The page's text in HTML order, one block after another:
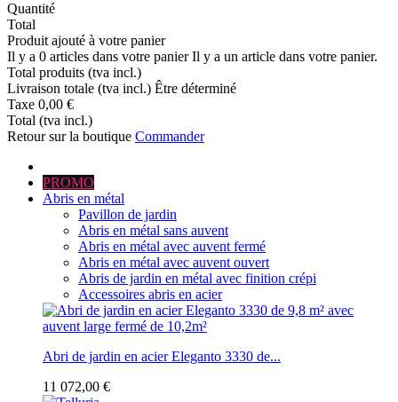
Quantité
Total
Produit ajouté à votre panier
Il y a 0 articles dans votre panierIl y a un article dans votre panier.
Total produits (tva incl.)
Livraison totale (tva incl.) Être déterminé
Taxe 0,00 €
Total (tva incl.)
Retour sur la boutique Commander
PROMO
Abris en métal
Pavillon de jardin
Abris en métal sans auvent
Abris en métal avec auvent fermé
Abris en métal avec auvent ouvert
Abris de jardin en métal avec finition crépi
Accessoires abris en acier
Abri de jardin en acier Eleganto 3330 de...
11 072,00 €